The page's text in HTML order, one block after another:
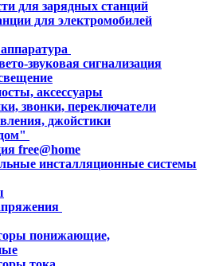
для зарядных станций
для электромобилей
звуковая сигнализация
аксессуары
звонки, переключатели
джойстики
free@home
инсталляционные системы
понижающие,